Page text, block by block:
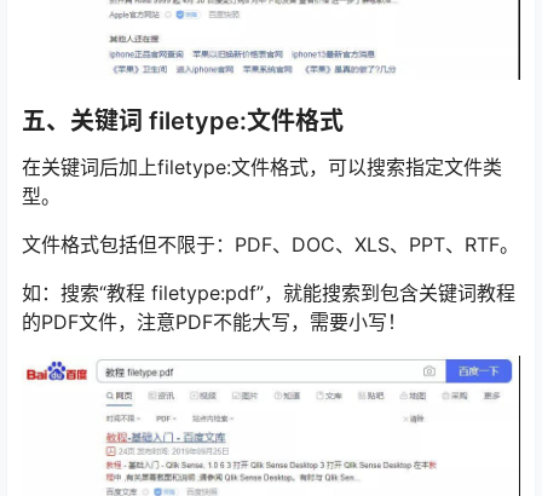
五、关键词 filetype:文件格式
在关键词后加上filetype:文件格式，可以搜索指定文件类
型。
文件格式包括但不限于：PDF、DOC、XLS、PPT、RTF。
如：搜索“教程 filetype:pdf”，就能搜索到包含关键词教程
的PDF文件，注意PDF不能大写，需要小写！